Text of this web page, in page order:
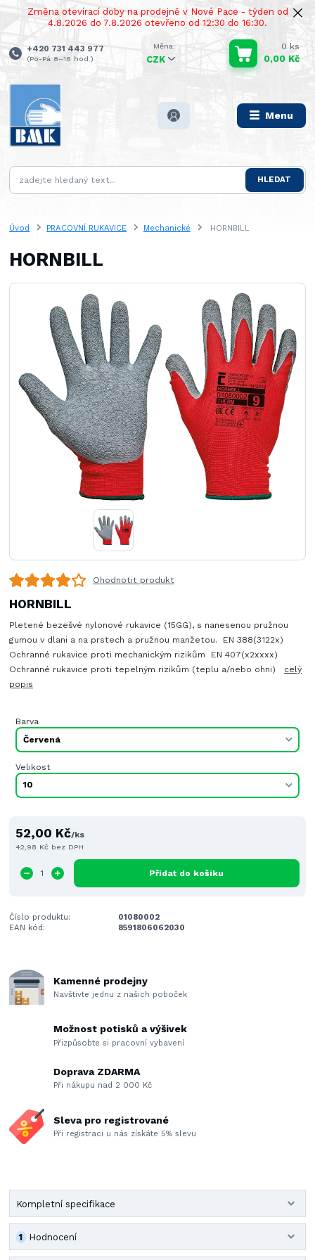
Změna otevírací doby na prodejně v Nové Pace - týden od
4.8.2026 do 7.8.2026 otevřeno od 12:30 do 16:30.
Menu
CZK
HLEDAT
+420 731 443 977
(Po-Pá 8–16 hod.)
0 ks
0,00 Kč
Úvod PRACOVNÍ RUKAVICE Mechanické HORNBILL
HORNBILL
Ohodnotit produkt
HORNBILL
Pletené bezešvé nylonové rukavice (15GG), s nanesenou pružnou
gumou v dlani a na prstech a pružnou manžetou. EN 388(3122x)
Ochranné rukavice proti mechanickým rizikům EN 407(x2xxxx)
Ochranné rukavice proti tepelným rizikům (teplu a/nebo ohni) celý
popis
Barva
Velikost
52,00 Kč/ks
42,98 Kč bez DPH
Přidat do košíku
Číslo produktu:
01080002
EAN kód:
8591806062030
Kamenné prodejny
Navštivte jednu z našich poboček
Možnost potisků a výšivek
Přizpůsobte si pracovní vybavení
Doprava ZDARMA
Při nákupu nad 2 000 Kč
Sleva pro registrované
Při registraci u nás získáte 5% slevu
Kompletní specifikace
Hodnocení
1